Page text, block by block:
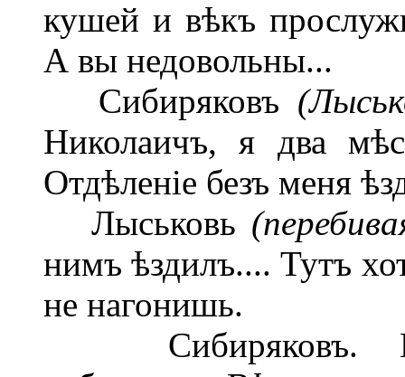
кушей и вѣкъ
А вы недовольны...
Сибиряковъ
Николаичъ, я два
Отдѣленіе безъ меня
Лыськовь
нимъ ѣздилъ.... Тутъ
не нагонишь.
Сибиряковъ.